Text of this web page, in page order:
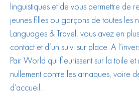
linguistiques et de vous permettre de
jeunes filles ou garçons de toutes les
Languages & Travel, vous avez en
contact et d’un suivi sur place. A
Pair World qui fleurissent sur la toile
nullement contre les arnaques, voire
d’accueil…